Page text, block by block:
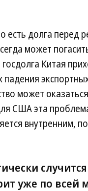
есть долга перед
может
Китая
может
США эта
внутренним,
уже по